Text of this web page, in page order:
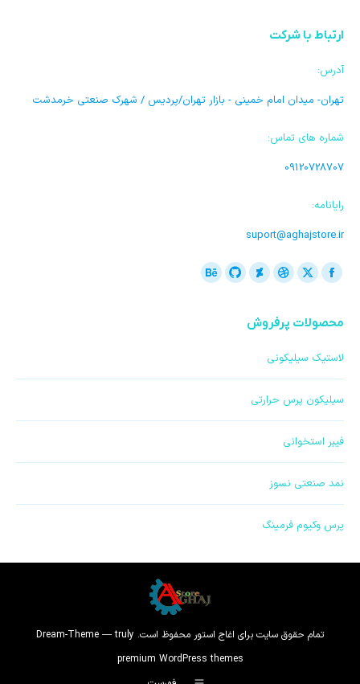
ارتباط با شرکت
آدرس:
تهران- میدان امام خمینی - بازار تهران/پردیس / شهرک صنعتی خرمدشت
شماره های تماس:
09120728707
رایانامه:
suport@aghajstore.ir
ما را دنبال کنید در:
فیسبوک
کردن
در
جدید
ایکس
کردن
در
جدید
دریبل
کردن
در
جدید
Deviantart
کردن
جدید
گیت بیهنس
محصولات پرفروش
لاستیک سیلیکونی
سیلیکون پرس حرارتی
فیبر استخوانی
نمد صنعتی نسوز
پرس وکیوم فرمینگ
تمام حقوق سایت برای اغاج استور محفوظ است. Dream-Theme — truly
premium WordPress themes